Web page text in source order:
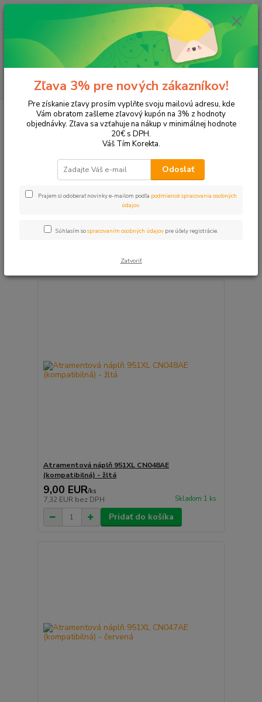
Hľadať
ks
za 0,00 EUR
Tonery a náplne do tlačiarní Hewlett Packard
HP OfficeJet
OfficeJet Pro 8660
OfficeJet Pro 8660
Upresniť parametre
strana
Atramentová náplň 951XL CN048AE
(kompatibilná) - žltá
9,00 EUR/ks
7,32 EUR bez DPH Skladom 1 ks
Pridať do košíka
Zľava 3% pre nových zákazníkov!
Pre získanie zľavy prosím vyplňte svoju mailovú adresu, kde
Vám obratom zašleme zľavový kupón na 3% z hodnoty
objednávky. Zľava sa vzťahuje na nákup v minimálnej hodnote
20€ s DPH.
Váš Tím Korekta.
Odoslať
Prajem si odoberať novinky e-mailom podľa podmienok spracovania osobných
údajov.
Súhlasím sospracovaním osobných údajov pre účely registrácie.
Zatvoriť